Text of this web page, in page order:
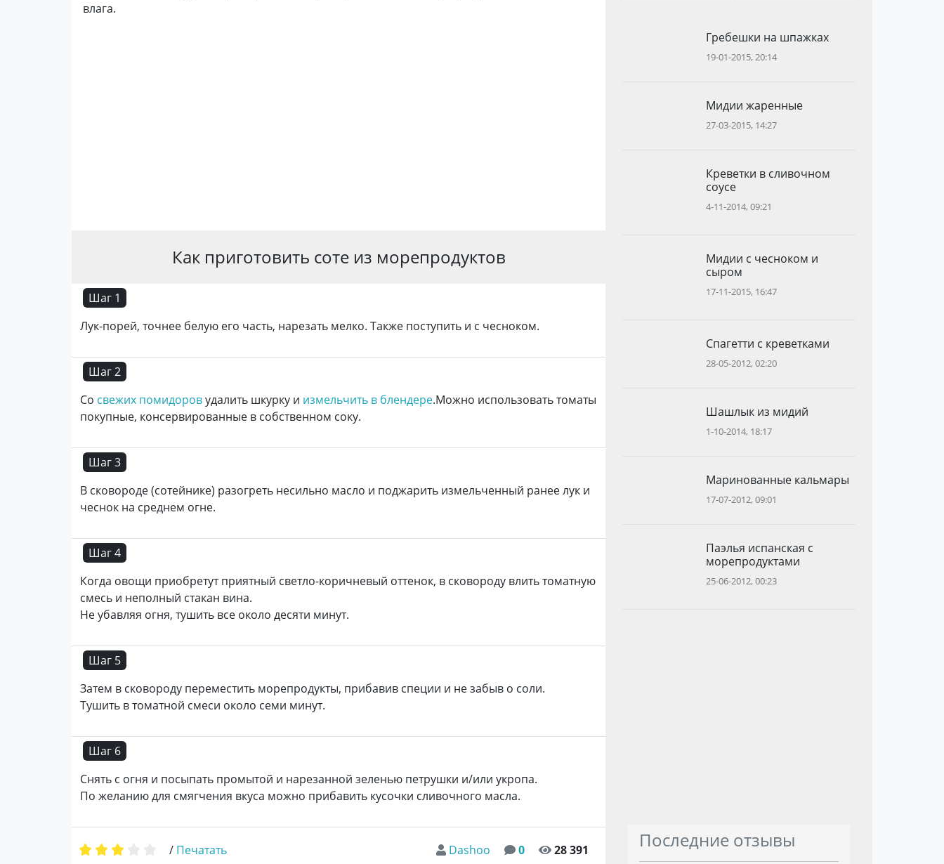
влага.
Как приготовить соте из морепродуктов
Шаг 1
Лук-порей, точнее белую его часть, нарезать мелко. Также поступить и с чесноком.
Шаг 2
Со свежих помидоровудалить шкурку и измельчить в блендере.Можно использовать томаты
покупные, консервированные в собственном соку.
Шаг 3
В сковороде (сотейнике) разогреть несильно масло и поджарить измельченный ранее лук и
чеснок на среднем огне.
Шаг 4
Когда овощи приобретут приятный светло-коричневый оттенок, в сковороду влить томатную
смесь и неполный стакан вина.
Не убавляя огня, тушить все около десяти минут.
Шаг 5
Затем в сковороду переместить морепродукты, прибавив специи и не забыв о соли.
Тушить в томатной смеси около семи минут.
Шаг 6
Снять с огня и посыпать промытой и нарезанной зеленью петрушки и/или укропа.
По желанию для смягчения вкуса можно прибавить кусочки сливочного масла.
Dashoo 0 28 391
/ Печатать
Гребешки на шпажках
19-01-2015, 20:14
Мидии жаренные
27-03-2015, 14:27
Креветки в сливочном
соусе
4-11-2014, 09:21
Мидии с чесноком и
сыром
17-11-2015, 16:47
Спагетти с креветками
28-05-2012, 02:20
Шашлык из мидий
1-10-2014, 18:17
Маринованные кальмары
17-07-2012, 09:01
Паэлья испанская с
морепродуктами
25-06-2012, 00:23
Последние отзывы